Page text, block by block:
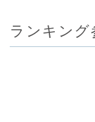
ランキング